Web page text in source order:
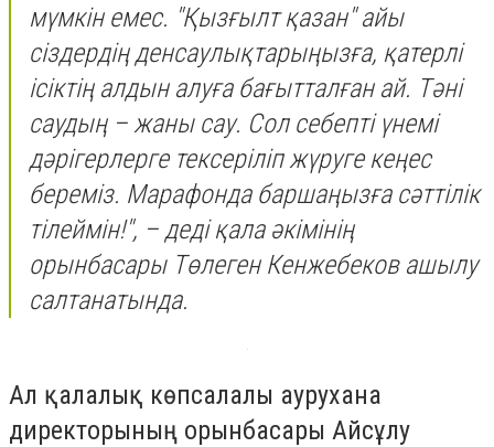
мүмкін емес. "Қызғылт қазан" айы
сіздердің денсаулықтарыңызға, қатерлі
ісіктің алдын алуға бағытталған ай. Тәні
саудың – жаны сау. Сол себепті үнемі
дәрігерлерге тексеріліп жүруге кеңес
береміз. Марафонда баршаңызға сәттілік
тілеймін!", – деді қала әкімінің
орынбасары Төлеген Кенжебеков ашылу
салтанатында.
Ал қалалық көпсалалы аурухана
директорының орынбасары Айсұлу